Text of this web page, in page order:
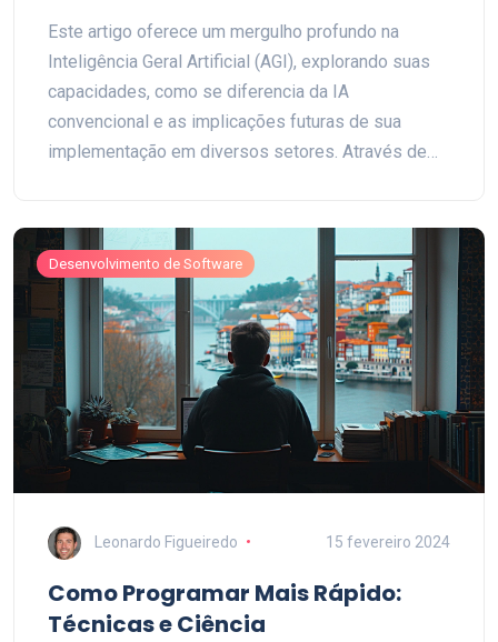
Este artigo oferece um mergulho profundo na
Inteligência Geral Artificial (AGI), explorando suas
capacidades, como se diferencia da IA
convencional e as implicações futuras de sua
implementação em diversos setores. Através de
panorama informativo e envolvente sobre esse
campo em ascensão.
Desenvolvimento de Software
Leonardo Figueiredo 15 fevereiro 2024
Como Programar Mais Rápido:
Técnicas e Ciência